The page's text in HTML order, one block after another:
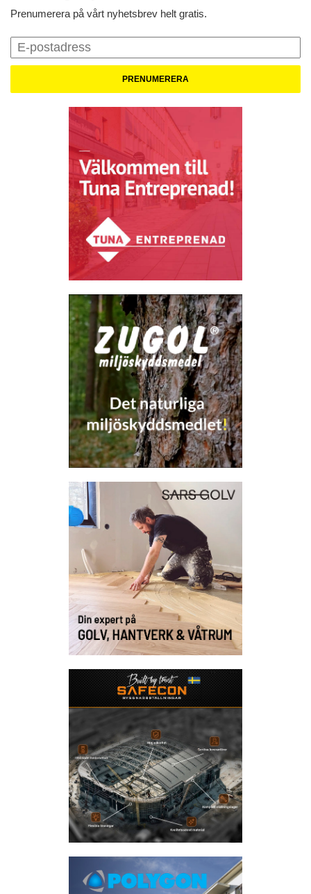
Prenumerera på vårt nyhetsbrev helt gratis.